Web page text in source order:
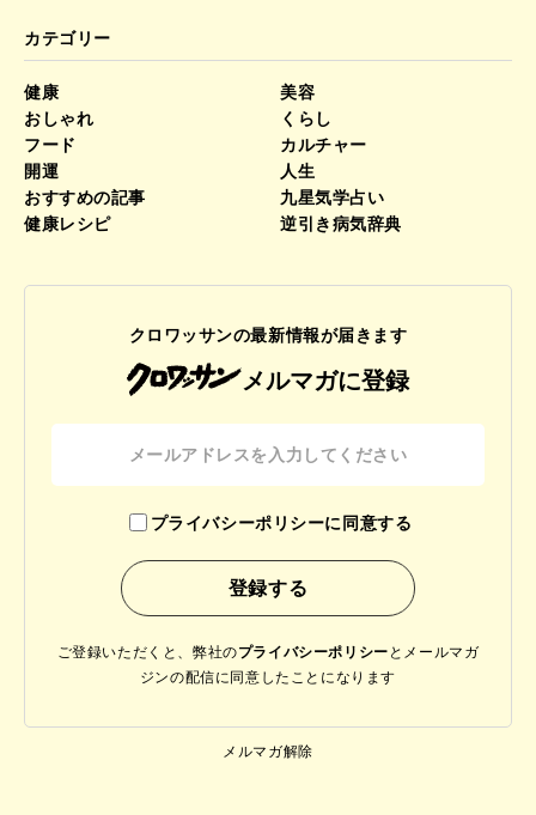
カテゴリー
健康
美容
おしゃれ
くらし
フード
カルチャー
開運
人生
おすすめの記事
九星気学占い
健康レシピ
逆引き病気辞典
クロワッサンの最新情報が届きます
メルマガに登録
プライバシーポリシーに同意する
ご登録いただくと、弊社のプライバシーポリシー と メールマガ
ジンの配信に同意したことになります
メルマガ解除